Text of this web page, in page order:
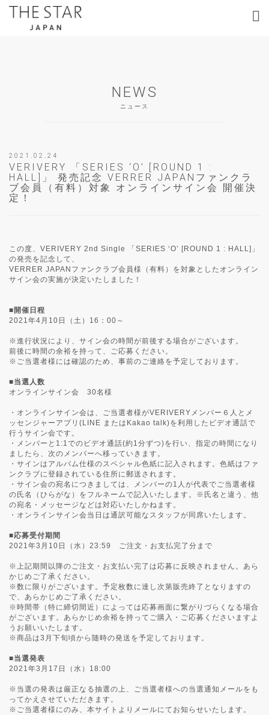
NEWS
ニュース
2021.02.24
VERIVERY 「SERIES ‘O’ [ROUND 1 :
HALL]」 発売記念 VERRER JAPANファンクラ
ブ会員（有料）対象 オンラインサイン会 開催決
定！
この度、VERIVERY 2nd Single 「SERIES ‘O’ [ROUND 1 : HALL]」
の発売を記念して、
VERRER JAPANファンクラブ会員様（有料）を対象としたオンライン
サイン会の実施が決定いたしました！
■開催日程
2021年4月10日（土）16：00～
※進行状況により、サイン会の時間が前後する場合がございます。
前後に時間の余裕を持って、ご応募ください。
※ご当選者様には確認のため、事前のご連絡を予定しております。
■当選人数
オンラインサイン会 30名様
・オンラインサイン会は、ご当選者様がVERIVERYメンバー６人とメ
ッセンジャーアプリ(LINE またはKakao talk)を利用したビデオ通話で
行うサイン会です。
・メンバーと1:1でのビデオ通話(約1分ずつ)を行い、指定の時間になり
ましたら、次のメンバーへ移っていきます。
・サインはアルバム仕様のスペシャル色紙に記入されます。色紙はファ
ンクラブに登録されている住所に郵送されます。
・サイン会の宛名につきましては、メンバーの1人が代表でご当選者様
の氏名（ひらがな）をフルネームで記入いたします。※氏名と違う、他
の宛名・メッセージなどは対応いたしかねます。
・オンラインサイン会当日は通訳可能なスタッフが同席いたします。
■応募受付期間
2021年3月10日（水）23:59 ご注文・お支払完了分まで
※上記期間以降のご注文・お支払い完了は応募に反映されません。あら
かじめご了承ください。
※数に限りがございます。予定枚数に達し次第販売終了となりますの
で、あらかじめご了承ください。
※時間帯（特に締切間近）によっては応募画面に繋がりづらくなる場合
がございます。あらかじめ余裕を持ってご購入・ご応募くださいますよ
うお願いいたします。
※商品は3月下旬頃から随時の発送を予定しております。
■当選発表
2021年3月17日（水）18:00
※当選の発表は厳正なる抽選の上、ご当選者様への当選通知メールをも
ってかえさせていただきます。
※ご当選者様にのみ、本サイトよりメールにてお知らせいたします。